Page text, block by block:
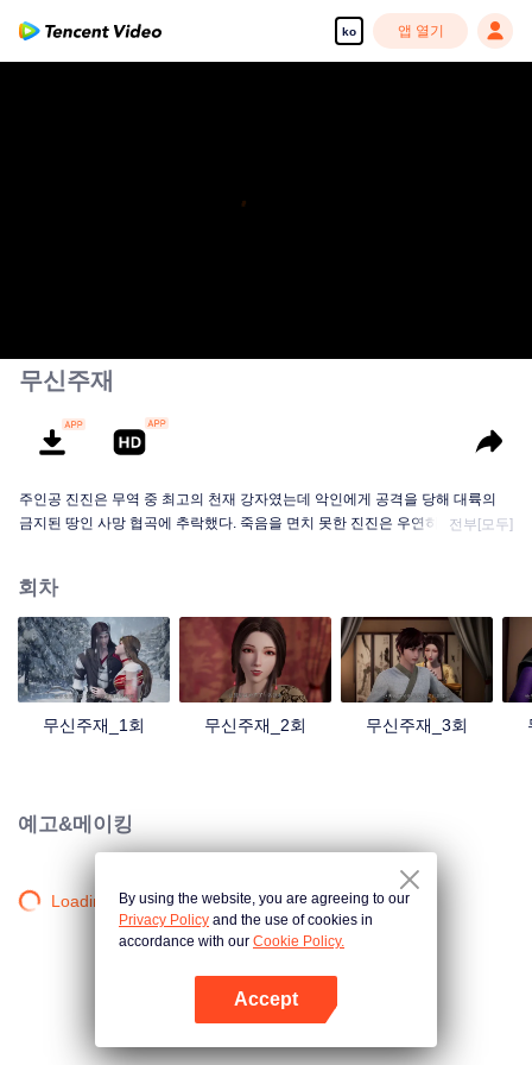
ko 앱 열기
무신주재
주인공 진진은 무역 중 최고의 천재 강자였는데 악인에게 공격을 당해 대륙의
금지된 땅인 사망 협곡에 추락했다. 죽음을 면치 못한 진진은 우연히 신비한 고
을 지키기 위해 진진은 의연하게 천하 다섯 나라를 지키는 큰 임무를 짊어지고,
다시 한번 무도길을 밟았다.
전부[모두]
회차
무신주재_1회 무신주재_2회 무신주재_3회
예고&메이킹
Loading…By using the website, you are agreeing to our
Privacy Policy and the use of cookies in
accordance with our Cookie Policy.
Accept